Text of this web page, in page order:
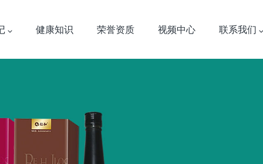
健康知识 荣誉资质 视频中心 联系我们